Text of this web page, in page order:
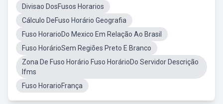
Divisao DosFusos Horarios
Cálculo DeFuso Horário Geografia
Fuso HorarioDo Mexico Em Relação Ao Brasil
Fuso HorárioSem Regiões Preto E Branco
Zona De Fuso Horário Fuso HorárioDo Servidor Descrição
Ifms
Fuso HorarioFrança